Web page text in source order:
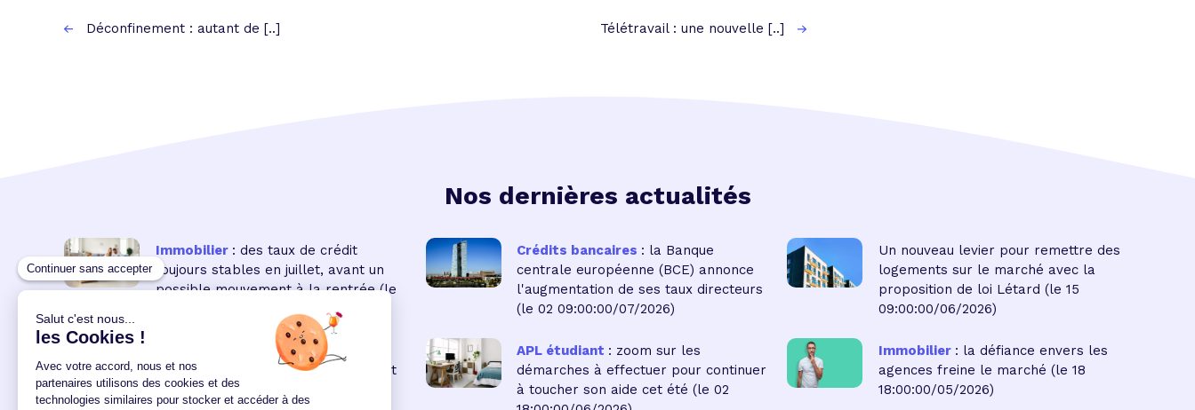
Déconfinement : autant de [..] Télétravail : une nouvelle [..]
Nos dernières actualités
Immobilier : des taux de crédit
toujours stables en juillet, avant un
possible mouvement à la rentrée (le
Crédits bancaires : la Banque
centrale européenne (BCE) annonce
l'augmentation de ses taux directeurs
(le 02 09:00:00/07/2026)
Un nouveau levier pour remettre des
logements sur le marché avec la
proposition de loi Létard (le 15
09:00:00/06/2026)
: la remontée des
taux réduit encore le pouvoir d'achat
des acquéreurs
APL étudiant : zoom sur les
démarches à effectuer pour continuer
à toucher son aide cet été (le 02
Immobilier : la défiance envers les
agences freine le marché (le 18
18:00:00/05/2026)